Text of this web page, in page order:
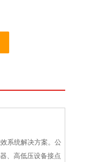
系统解决方案。公
、高低压设备接点